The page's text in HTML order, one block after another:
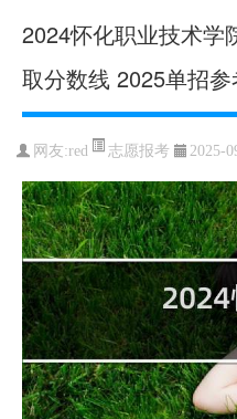
2024怀化职业技术学
取分数线 2025单招
网友:red 志愿报考 2025-